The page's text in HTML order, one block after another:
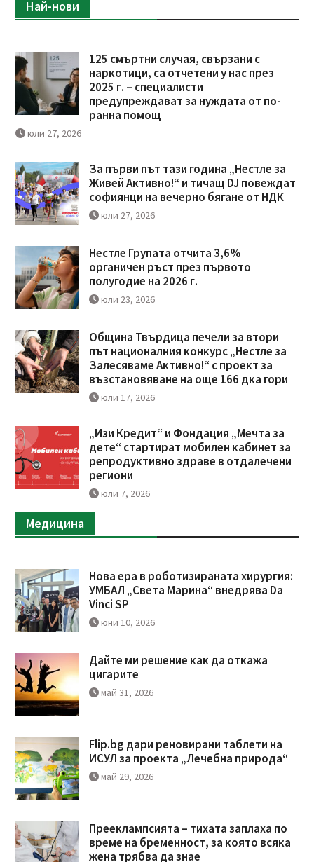
Най-нови
125 смъртни случая, свързани с
наркотици, са отчетени у нас през
2025 г. – специалисти
предупреждават за нуждата от по-
ранна помощ
юли 27, 2026
За първи път тази година „Нестле за
Живей Активно!“ и тичащ DJ повеждат
софиянци на вечерно бягане от НДК
юли 27, 2026
Нестле Групата отчита 3,6%
органичен ръст през първото
полугодие на 2026 г.
юли 23, 2026
Община Твърдица печели за втори
път националния конкурс „Нестле за
Залесяваме Активно!“ с проект за
възстановяване на още 166 дка гори
юли 17, 2026
„Изи Кредит“ и Фондация „Мечта за
дете“ стартират мобилен кабинет за
репродуктивно здраве в отдалечени
региони
юли 7, 2026
Медицина
Нова ера в роботизираната хирургия:
УМБАЛ „Света Марина“ внедрява Da
Vinci SP
юни 10, 2026
Дайте ми решение как да откажа
цигарите
май 31, 2026
Flip.bg дари реновирани таблети на
ИСУЛ за проекта „Лечебна природа“
май 29, 2026
Прееклампсията – тихата заплаха по
време на бременност, за която всяка
жена трябва да знае